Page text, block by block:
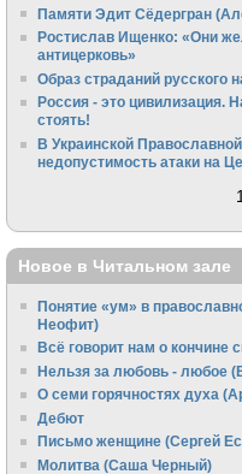
Памяти Эдит Сёдергран
Ростислав Ищенко: «Они
антицерковь»
Образ страданий русского
Россия - это цивилизация.
стоять!
В Украинской
недопустимость атаки на
Новое в Читальном зале
Понятие «ум» в
Неофит)
Всё говорит нам о
Нельзя за любовь - любое
О семи горячностях духа
Дебют
Письмо женщине (Сергей
Молитва (Саша Черный)